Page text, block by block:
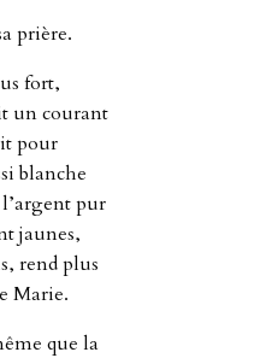
prière.
fort,
un courant
pour
blanche
l’argent pur
jaunes,
rend plus
Marie.
que la